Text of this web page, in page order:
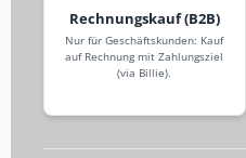
Rechnungskauf (B2B)
Nur für Geschäftskunden: Kauf
auf Rechnung mit Zahlungsziel
(via Billie).